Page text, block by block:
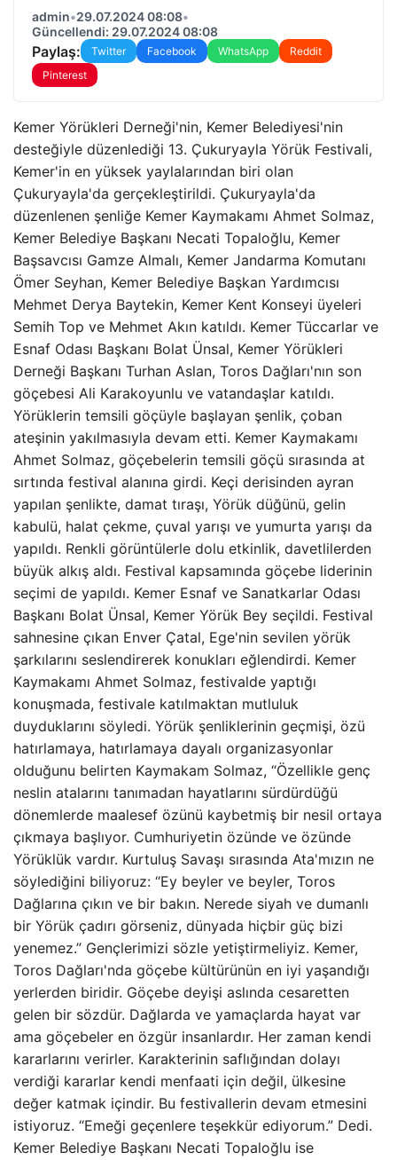
admin•29.07.2024 08:08•
Güncellendi: 29.07.2024 08:08
Paylaş: Twitter Facebook WhatsApp
Reddit
Pinterest
Kemer Yörükleri Derneği'nin, Kemer Belediyesi'nin
desteğiyle düzenlediği 13. Çukuryayla Yörük Festivali,
Kemer'in en yüksek yaylalarından biri olan
Çukuryayla'da gerçekleştirildi. Çukuryayla'da
düzenlenen şenliğe Kemer Kaymakamı Ahmet Solmaz,
Kemer Belediye Başkanı Necati Topaloğlu, Kemer
Başsavcısı Gamze Almalı, Kemer Jandarma Komutanı
Ömer Seyhan, Kemer Belediye Başkan Yardımcısı
Mehmet Derya Baytekin, Kemer Kent Konseyi üyeleri
Semih Top ve Mehmet Akın katıldı. Kemer Tüccarlar ve
Esnaf Odası Başkanı Bolat Ünsal, Kemer Yörükleri
Derneği Başkanı Turhan Aslan, Toros Dağları'nın son
göçebesi Ali Karakoyunlu ve vatandaşlar katıldı.
Yörüklerin temsili göçüyle başlayan şenlik, çoban
ateşinin yakılmasıyla devam etti. Kemer Kaymakamı
Ahmet Solmaz, göçebelerin temsili göçü sırasında at
sırtında festival alanına girdi. Keçi derisinden ayran
yapılan şenlikte, damat tıraşı, Yörük düğünü, gelin
kabulü, halat çekme, çuval yarışı ve yumurta yarışı da
yapıldı. Renkli görüntülerle dolu etkinlik, davetlilerden
büyük alkış aldı. Festival kapsamında göçebe liderinin
seçimi de yapıldı. Kemer Esnaf ve Sanatkarlar Odası
Başkanı Bolat Ünsal, Kemer Yörük Bey seçildi. Festival
sahnesine çıkan Enver Çatal, Ege'nin sevilen yörük
şarkılarını seslendirerek konukları eğlendirdi. Kemer
Kaymakamı Ahmet Solmaz, festivalde yaptığı
konuşmada, festivale katılmaktan mutluluk
duyduklarını söyledi. Yörük şenliklerinin geçmişi, özü
hatırlamaya, hatırlamaya dayalı organizasyonlar
olduğunu belirten Kaymakam Solmaz, “Özellikle genç
neslin atalarını tanımadan hayatlarını sürdürdüğü
dönemlerde maalesef özünü kaybetmiş bir nesil ortaya
çıkmaya başlıyor. Cumhuriyetin özünde ve özünde
Yörüklük vardır. Kurtuluş Savaşı sırasında Ata'mızın ne
söylediğini biliyoruz: “Ey beyler ve beyler, Toros
Dağlarına çıkın ve bir bakın. Nerede siyah ve dumanlı
bir Yörük çadırı görseniz, dünyada hiçbir güç bizi
yenemez.” Gençlerimizi sözle yetiştirmeliyiz. Kemer,
Toros Dağları'nda göçebe kültürünün en iyi yaşandığı
yerlerden biridir. Göçebe deyişi aslında cesaretten
gelen bir sözdür. Dağlarda ve yamaçlarda hayat var
ama göçebeler en özgür insanlardır. Her zaman kendi
kararlarını verirler. Karakterinin saflığından dolayı
verdiği kararlar kendi menfaati için değil, ülkesine
değer katmak içindir. Bu festivallerin devam etmesini
istiyoruz. “Emeği geçenlere teşekkür ediyorum.” Dedi.
Kemer Belediye Başkanı Necati Topaloğlu ise